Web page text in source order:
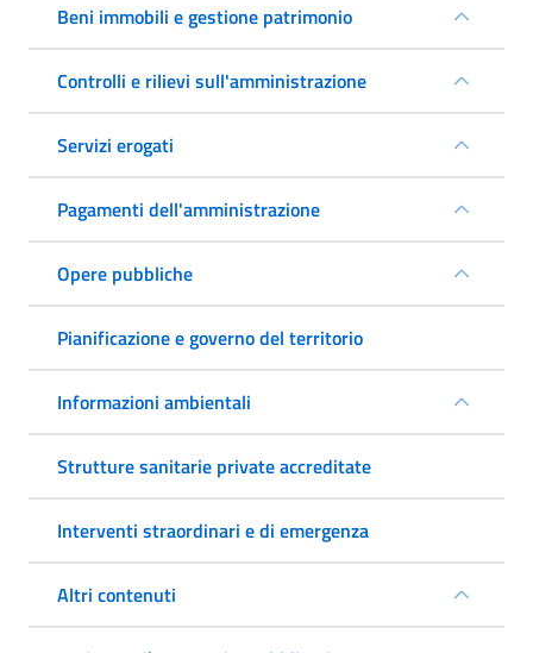
Beni immobili e gestione patrimonio
Controlli e rilievi sull'amministrazione
Servizi erogati
Pagamenti dell'amministrazione
Opere pubbliche
Pianificazione e governo del territorio
Informazioni ambientali
Strutture sanitarie private accreditate
Interventi straordinari e di emergenza
Altri contenuti